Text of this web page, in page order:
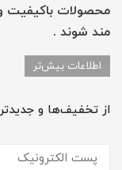
محصولات باکیفیت
مند شوند .
اطلاعات بیش‌تر
از تخفیف‌ها و